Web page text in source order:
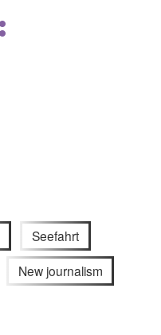
Seefahrt
New journalism